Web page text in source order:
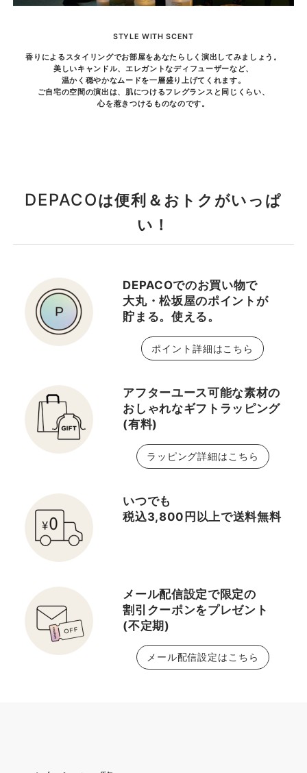
STYLE WITH SCENT
香りによるスタイリングでお部屋をあなたらしく演出してみましょう。
美しいキャンドル、エレガントなディフューザーなど、
温かく穏やかなムードを一層盛り上げてくれます。
ご自宅の空間の演出は、肌につけるフレグランスと同じくらい、
心を惹きつけるものなのです。
DEPACOは便利＆おトクがいっぱ
い！
DEPACOでのお買い物で
大丸・松坂屋のポイントが
貯まる。使える。
ポイント詳細はこちら
アフターユース可能な素材の
おしゃれなギフトラッピング
(有料)
ラッピング詳細はこちら
いつでも
税込3,800円以上で送料無料
メール配信設定で限定の
割引クーポンをプレゼント
(不定期)
メール配信設定はこちら